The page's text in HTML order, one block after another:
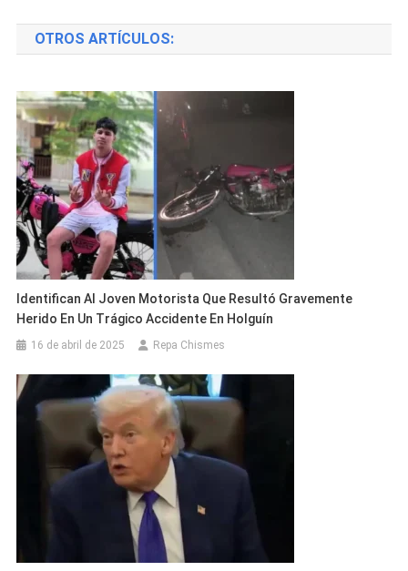
de
entradas
OTROS ARTÍCULOS:
Identifican Al Joven Motorista Que Resultó Gravemente
Herido En Un Trágico Accidente En Holguín
16 de abril de 2025 Repa Chismes